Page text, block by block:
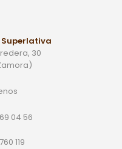
Superlativa
30
04 56
119